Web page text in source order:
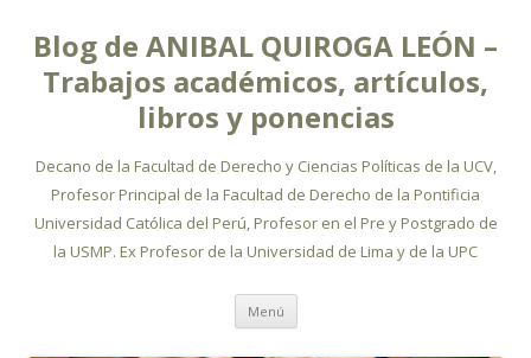
Blog de ANIBAL QUIROGA LEÓN –
Trabajos académicos, artículos,
libros y ponencias
Decano de la Facultad de Derecho y Ciencias Políticas de la UCV,
Profesor Principal de la Facultad de Derecho de la Pontificia
Universidad Católica del Perú, Profesor en el Pre y Postgrado de
la USMP. Ex Profesor de la Universidad de Lima y de la UPC
Menú Ir
contenido